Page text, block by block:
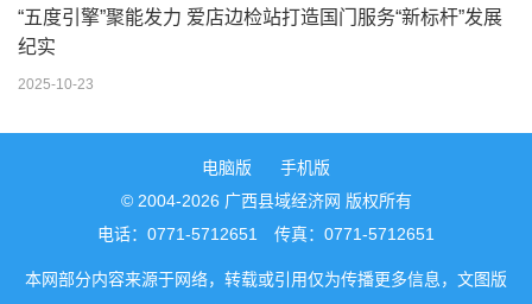
“五度引擎”聚能发力 爱店边检站打造国门服务“新标杆”发展
纪实 ​
2025-10-23
电脑版
手机版
© 2004-2026 广西县域经济网 版权所有
电话：0771-5712651 传真：0771-5712651
本网部分内容来源于网络，转载或引用仅为传播更多信息，文图版